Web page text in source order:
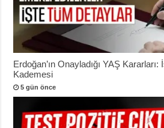
Erdoğan’ın Onayladığı YAŞ
Kademesi
5 gün önce